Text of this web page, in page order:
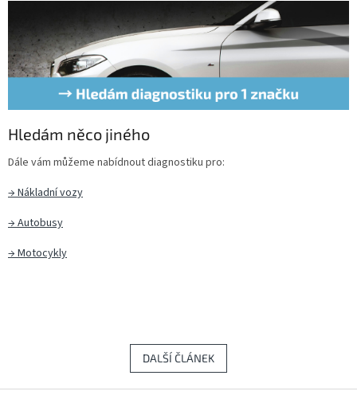
Hledám něco jiného
Dále vám můžeme nabídnout diagnostiku pro:
→Nákladní vozy
→Autobusy
→Motocykly
DALŠÍ ČLÁNEK